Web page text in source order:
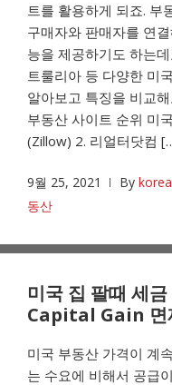
트를 활용하게 되죠. 부
구매자와 판매자를 연
능을 제공하기도 하는
트룰리아 등 다양한 미
알아보고 특징을 비교
부동산 사이트 순위 미
(Zillow) 2. 리얼터닷컴
9월 25, 2021 By
동산
미국 집 팔때 세
Capital Gain 면
미국 부동산 가격이 계
는 수요에 비해서 공급